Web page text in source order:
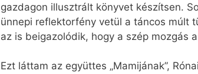
gazdagon illusztrált könyvet készítsen.
ünnepi reflektorfény vetül a táncos múlt
az is beigazolódik, hogy a szép mozgás
Ezt láttam az együttes „Mamijának”,